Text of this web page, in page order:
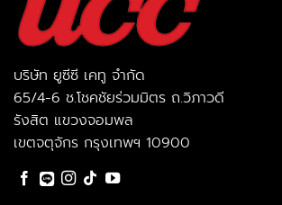
บริษัท ยูซีซี เคทู จำกัด
65/4-6 ช.โชคชัยร่วมมิตร ถ.วิภาวดี
รังสิต แขวงจอมพล
เขตจตุจักร กรุงเทพฯ 10900